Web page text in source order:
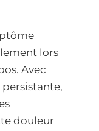
lors
Avec
douleur